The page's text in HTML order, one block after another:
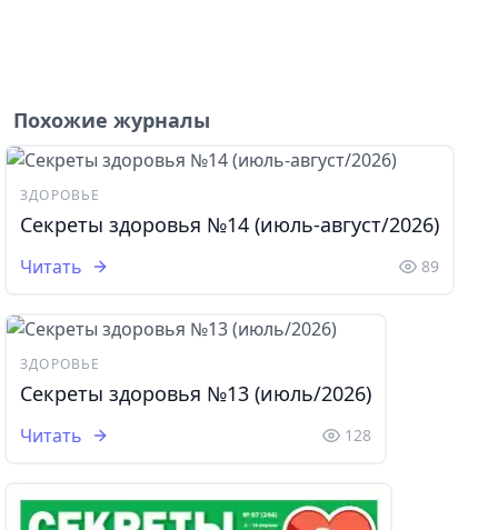
Похожие журналы
ЗДОРОВЬЕ
Секреты здоровья №14 (июль-август/2026)
Читать 89
ЗДОРОВЬЕ
Секреты здоровья №13 (июль/2026)
Читать 128